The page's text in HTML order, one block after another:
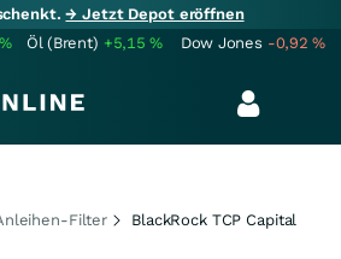
→ Jetzt Depot eröffnen
% Öl (Brent) +5,15% Dow Jones -0,92%
Filter BlackRock TCP Capital